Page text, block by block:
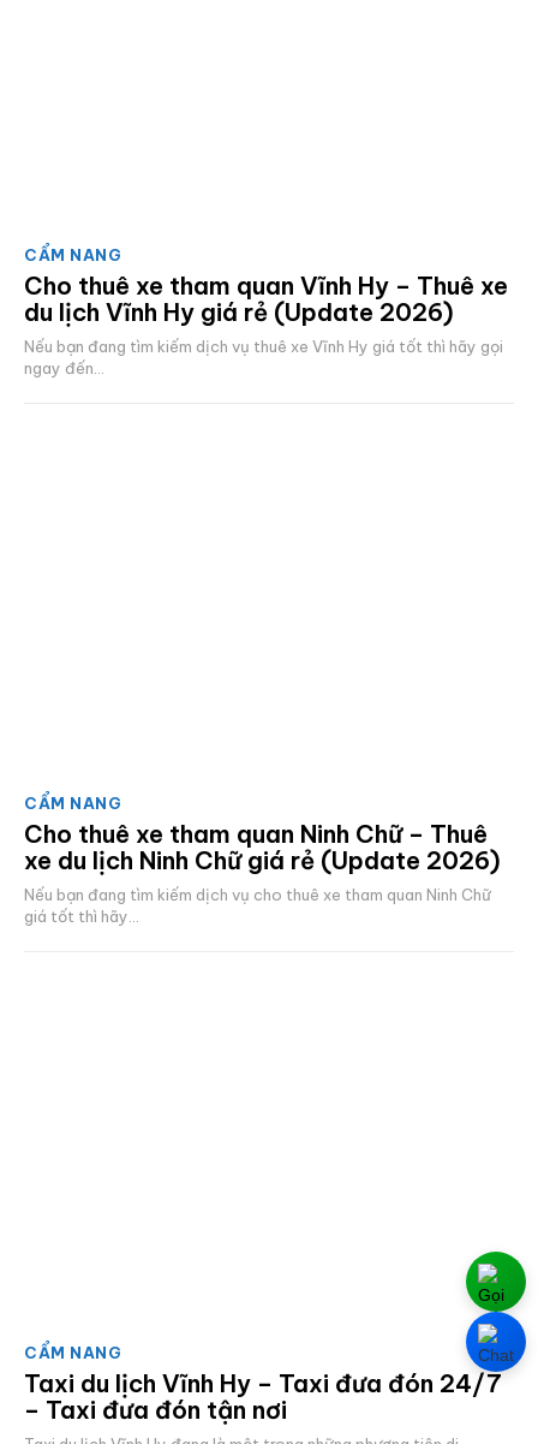
CẨM NANG
Cho thuê xe tham quan Vĩnh Hy – Thuê xe
du lịch Vĩnh Hy giá rẻ (Update 2026)
Nếu bạn đang tìm kiếm dịch vụ thuê xe Vĩnh Hy giá tốt thì hãy gọi
ngay đến...
CẨM NANG
Cho thuê xe tham quan Ninh Chữ – Thuê
xe du lịch Ninh Chữ giá rẻ (Update 2026)
Nếu bạn đang tìm kiếm dịch vụ cho thuê xe tham quan Ninh Chữ
giá tốt thì hãy...
CẨM NANG
Taxi du lịch Vĩnh Hy – Taxi đưa đón 24/7
– Taxi đưa đón tận nơi